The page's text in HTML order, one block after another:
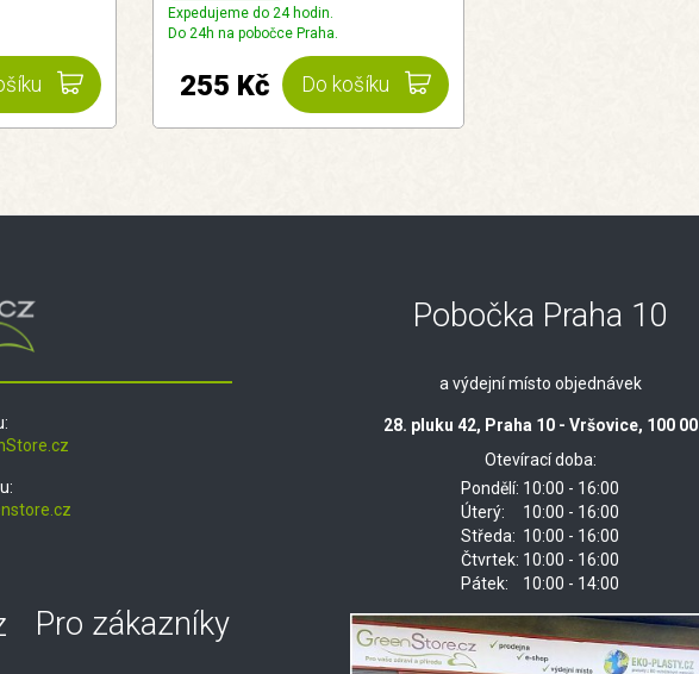
Expedujeme do 24 hodin.
Do 24h na pobočce Praha.
Do košíku
255 Kč
Pobočka Praha 10
a výdejní místo objednávek
28. pluku 42, Praha 10 - Vršovice, 100 00
Otevírací doba:
Pondělí: 10:00 - 16:00
Úterý:
10:00 - 16:00
Středa: 10:00 - 16:00
Čtvrtek: 10:00 - 16:00
Pátek:
10:00 - 14:00
Pro zákazníky